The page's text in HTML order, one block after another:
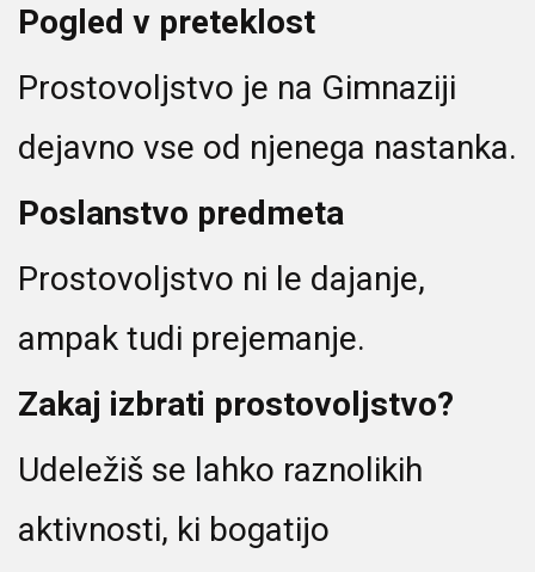
Pogled v preteklost
Prostovoljstvo je na Gimnaziji
dejavno vse od njenega nastanka.
Poslanstvo predmeta
Prostovoljstvo ni le dajanje,
ampak tudi prejemanje.
Zakaj izbrati prostovoljstvo?
Udeležiš se lahko raznolikih
aktivnosti, ki bogatijo